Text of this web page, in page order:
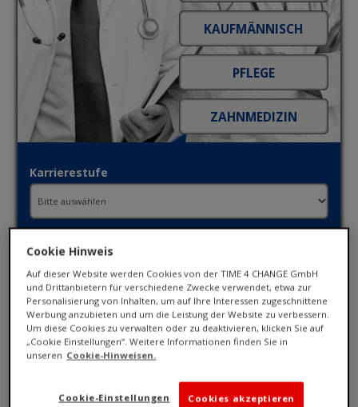
Jetzt bewerben!
Karrierestufe
Fachbereich
Ort / PLZ
Umkreis
Cookie Hinweis
Auf dieser Website werden Cookies von der TIME 4 CHANGE GmbH
und Drittanbietern für verschiedene Zwecke verwendet, etwa zur
Personalisierung von Inhalten, um auf Ihre Interessen zugeschnittene
Werbung anzubieten und um die Leistung der Website zu verbessern.
Um diese Cookies zu verwalten oder zu deaktivieren, klicken Sie auf
„Cookie Einstellungen“. Weitere Informationen finden Sie in
unseren Cookie-Hinweisen.
Cookies akzeptieren
Cookie-Einstellungen